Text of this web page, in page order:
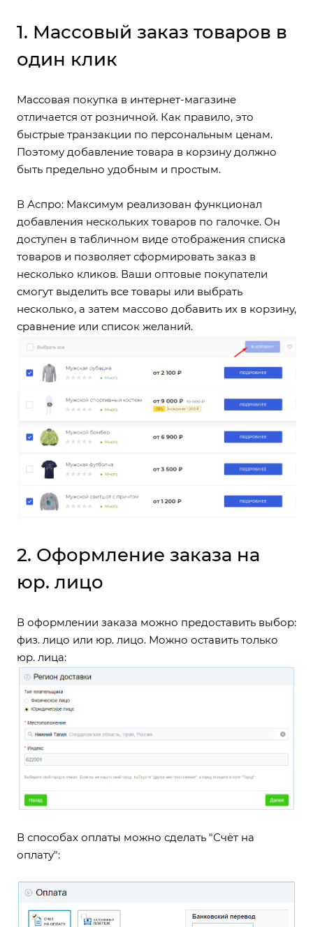
1. Массовый заказ товаров в
один клик
Массовая покупка в интернет-магазине
отличается от розничной. Как правило, это
быстрые транзакции по персональным ценам.
Поэтому добавление товара в корзину должно
быть предельно удобным и простым.
В Аспро: Максимум реализован функционал
добавления нескольких товаров по галочке. Он
доступен в табличном виде отображения списка
товаров и позволяет сформировать заказ в
несколько кликов. Ваши оптовые покупатели
смогут выделить все товары или выбрать
несколько, а затем массово добавить их в корзину,
сравнение или список желаний.
2. Оформление заказа на
юр. лицо
В оформлении заказа можно предоставить выбор:
физ. лицо или юр. лицо. Можно оставить только
юр. лица:
В способах оплаты можно сделать "Счёт на
оплату":